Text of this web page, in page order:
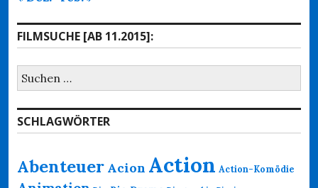
FILMSUCHE [AB 11.2015]:
Suchen
nach:
SCHLAGWÖRTER
Abenteuer Acion Action Action-Komödie